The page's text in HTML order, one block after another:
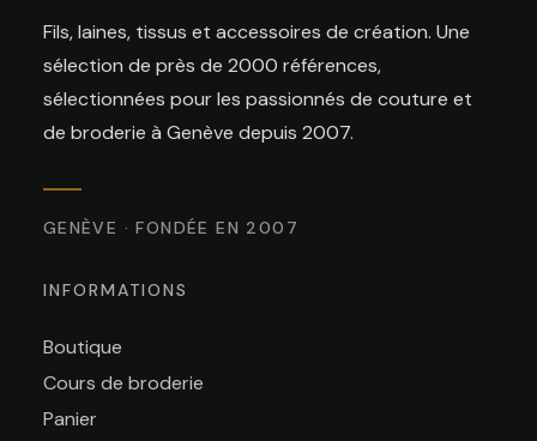
Fils, laines, tissus et accessoires de création. Une
sélection de près de 2000 références,
sélectionnées pour les passionnés de couture et
de broderie à Genève depuis 2007.
GENÈVE · FONDÉE EN 2007
INFORMATIONS
Boutique
Cours de broderie
Panier